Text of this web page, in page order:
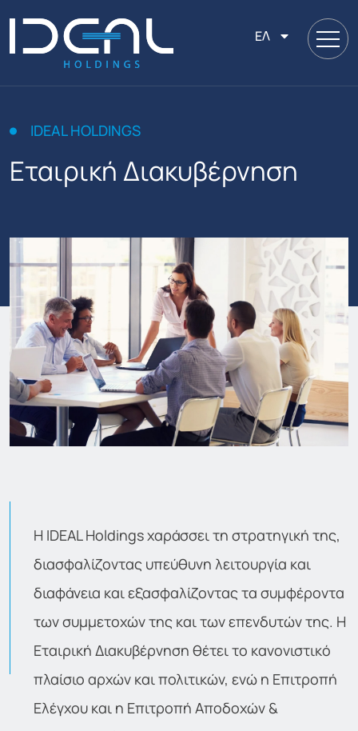
ΕΛ
IDEAL HOLDINGS
Εταιρική Διακυβέρνηση
Η IDEAL Holdings χαράσσει τη στρατηγική της,
διασφαλίζοντας υπεύθυνη λειτουργία και
διαφάνεια και εξασφαλίζοντας τα συμφέροντα
των συμμετοχών της και των επενδυτών της. Η
Εταιρική Διακυβέρνηση θέτει το κανονιστικό
πλαίσιο αρχών και πολιτικών, ενώ η Επιτροπή
Ελέγχου και η Επιτροπή Αποδοχών &